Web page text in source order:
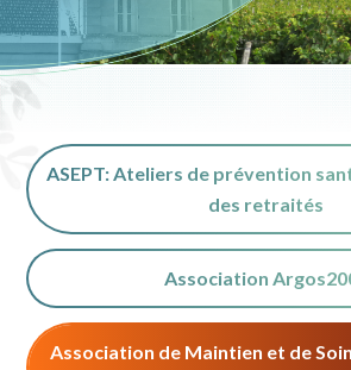
ASEPT: Ateliers de prévention
des retraités
Association
Association de Maintien et de